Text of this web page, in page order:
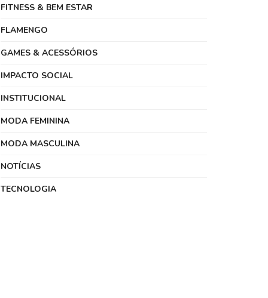
FITNESS & BEM ESTAR
FLAMENGO
GAMES & ACESSÓRIOS
IMPACTO SOCIAL
INSTITUCIONAL
MODA FEMININA
MODA MASCULINA
NOTÍCIAS
TECNOLOGIA